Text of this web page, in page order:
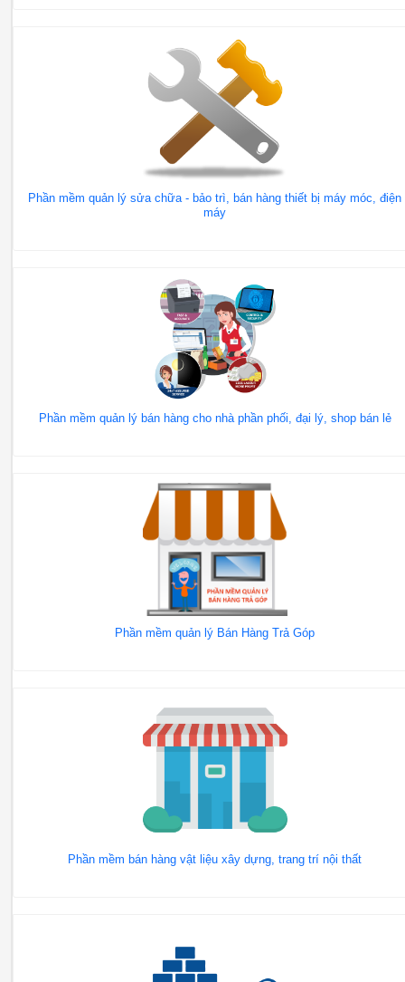
Phần mềm quản lý sửa chữa - bảo trì, bán hàng thiết bị máy móc, điện
máy
Phần mềm quản lý bán hàng cho nhà phần phối, đại lý, shop bán lẻ
Phần mềm quản lý Bán Hàng Trả Góp
Phần mềm bán hàng vật liệu xây dựng, trang trí nội thất